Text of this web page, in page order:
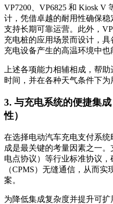
VP7200、VP6825 和 Kiosk V
计，凭借卓越的耐用性确保
支持长期可靠运营。此外，
充电桩的应用场景而设计，
充电设备产生的高温环境中也
上述各项能力相辅相成，帮
时间，并在各种天气条件下为
3. 与充电系统的便捷集
性）
在选择电动汽车充电支付系
成是最关键的考量因素之一
电点协议）等行业标准协议
（CPMS）无缝通信，从而
案。
为降低集成复杂度并提升可